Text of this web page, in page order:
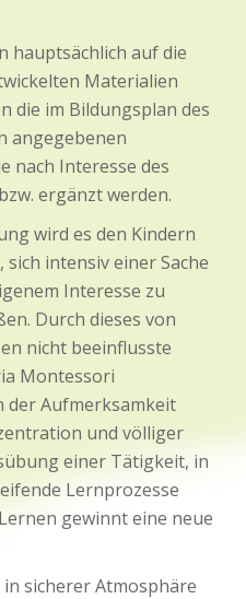
hauptsächlich auf die
Materialien
die im Bildungsplan des
angegebenen
nach Interesse des
ergänzt werden.
wird es den Kindern
intensiv einer Sache
Interesse zu
Durch dieses von
nicht beeinflusste
Montessori
der Aufmerksamkeit
und völliger
einer Tätigkeit, in
Lernprozesse
gewinnt eine neue
sicherer Atmosphäre